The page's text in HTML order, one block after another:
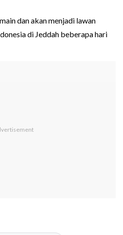
dan akan menjadi lawan
di Jeddah beberapa hari